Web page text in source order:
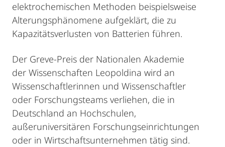
elektrochemischen Methoden beispielsweise
Alterungsphänomene aufgeklärt, die zu
Kapazitätsverlusten von Batterien führen.
Der Greve-Preis der Nationalen Akademie
der Wissenschaften Leopoldina wird an
Wissenschaftlerinnen und Wissenschaftler
oder Forschungsteams verliehen, die in
Deutschland an Hochschulen,
außeruniversitären Forschungseinrichtungen
oder in Wirtschaftsunternehmen tätig sind.